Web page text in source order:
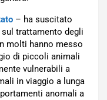
– ha suscitato
trattamento degli
molti hanno messo
di piccoli animali
vulnerabili a
in viaggio a lunga
anomali a